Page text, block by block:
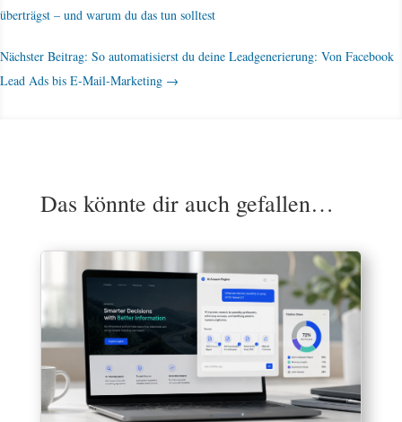
überträgst – und warum du das tun solltest
Nächster Beitrag: So automatisierst du deine Leadgenerierung: Von Facebook
Lead Ads bis E-Mail-Marketing →
Das könnte dir auch gefallen…